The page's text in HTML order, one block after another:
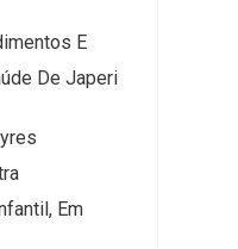
E
De Japeri
Em